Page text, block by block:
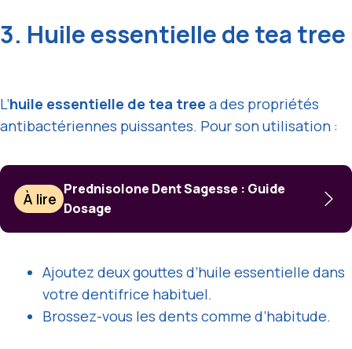
3. Huile essentielle de tea tree
L’huile essentielle de tea tree a des propriétés
antibactériennes puissantes. Pour son utilisation :
À lire
Prednisolone Dent Sagesse : Guide
Dosage
Ajoutez deux gouttes d’huile essentielle dans
votre dentifrice habituel.
Brossez-vous les dents comme d’habitude.